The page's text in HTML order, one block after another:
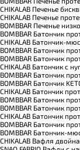
CHIKALAB Печенье
CHIKALAB Печенье
BOMBBAR Печенье
BOMBBAR Батончик
CHIKALAB Батончик-
BOMBBAR Батончик
BOMBBAR Батончик
CHIKALAB Батончик с
BOMBBAR Батончик
BOMBBAR Батончик
CHIKALAB Батончик
BOMBBAR Батончик
BOMBBAR Батончик
CHIKALAB Батончик
BOMBBAR Батончик
BOMBBAR Батончик-
CHIKALAB Вафля